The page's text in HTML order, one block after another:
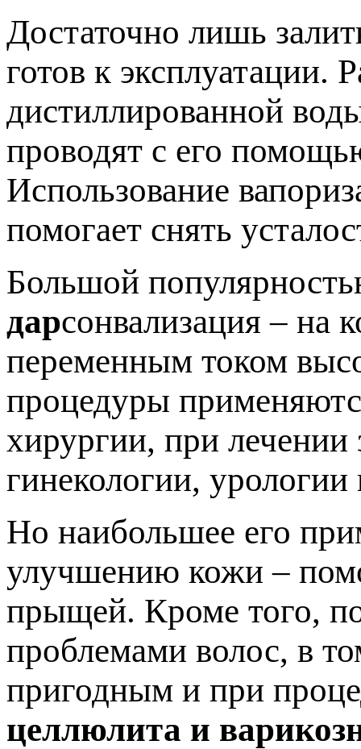
Достаточно лишь
готов к эксплуатации.
дистиллированной
проводят с его
Использование
помогает снять
Большой
дарсонвализация – на
переменным током
процедуры
хирургии, при лечении
гинекологии, урологии
Но наибольшее его
улучшению кожи –
прыщей. Кроме того,
проблемами волос, в
пригодным и при
целлюлита и